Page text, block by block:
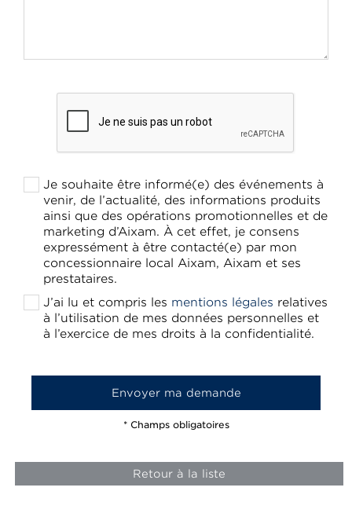
Je souhaite être informé(e) des événements à
venir, de l’actualité, des informations produits
ainsi que des opérations promotionnelles et de
marketing d’Aixam. À cet effet, je consens
expressément à être contacté(e) par mon
concessionnaire local Aixam, Aixam et ses
prestataires.
J’ai lu et compris les mentions légales relatives
à l’utilisation de mes données personnelles et
à l’exercice de mes droits à la confidentialité.
* Champs obligatoires
Retour à la liste